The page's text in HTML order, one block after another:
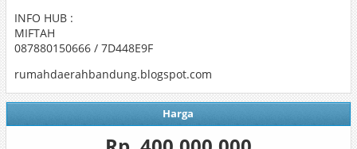
INFO HUB :
MIFTAH
087880150666 / 7D448E9F
rumahdaerahbandung.blogspot.com
Harga